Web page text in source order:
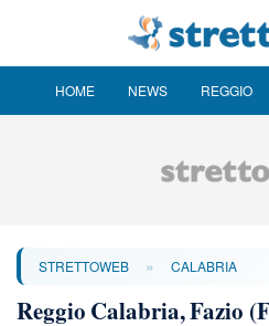
HOME NEWS REGGIO
STRETTOWEB » CALABRIA
Reggio Calabria, Fazio